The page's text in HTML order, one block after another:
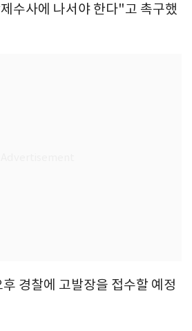
수사에 나서야 한다"고 촉구했
경찰에 고발장을 접수할 예정